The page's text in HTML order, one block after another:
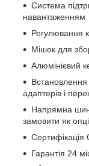
Система
навантаженням
Регулювання
Мішок для
Алюмінієвий
адаптерів і
Напрямна
замовити як
Сертифікація
Гарантія 24